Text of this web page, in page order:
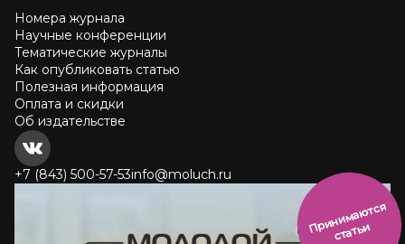
Номера журнала
Научные конференции
Тематические журналы
Как опубликовать статью
Полезная информация
Оплата и скидки
Об издательстве
+7 (843) 500-57-53info@moluch.ru
П
р
и
н
и
м
а
ют
с
я
ст
ать
и